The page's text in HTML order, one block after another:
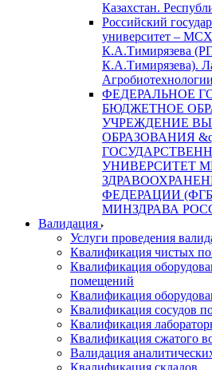
Казахстан.
Российский
университет –
К.А.Тимирязева
К.А.Тимирязева).
ФЕДЕРАЛЬНОЕ
БЮДЖЕТНОЕ
УЧРЕЖДЕНИЕ
ОБРАЗОВАНИЯ
УНИВЕРСИТЕТ
ФЕДЕРАЦИИ
МИНЗДРАВА
Валидация
Услуги проведения
Квалификация чистых
Квалификация
помещений
Квалификация
Квалификация сосудов
Квалификация
Квалификация сжатого
Валидация
Квалификация складов